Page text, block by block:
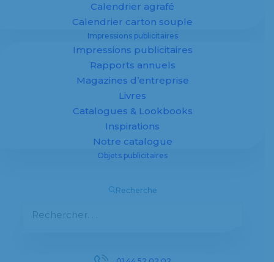
Calendrier agrafé
Calendrier carton souple
Impressions publicitaires
Impressions publicitaires
Rapports annuels
Magazines d’entreprise
Livres
Catalogues & Lookbooks
Inspirations
Notre catalogue
Objets publicitaires
Recherche
Objets
publicitaires
personnalisés
Découvrez notre sélection complète d’objets
votre entreprise efficacement.